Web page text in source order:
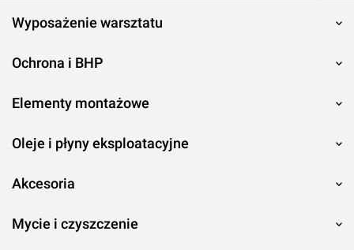
Wyposażenie warsztatu
Ochrona i BHP
Elementy montażowe
Oleje i płyny eksploatacyjne
Akcesoria
Mycie i czyszczenie